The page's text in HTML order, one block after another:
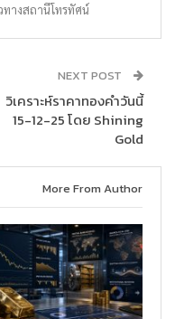
ทางสถานีโทรทัศน์
NEXT POST
วิเคราะห์ราคาทองคำวันนี้
15-12-25 โดย Shining
Gold
More From Author